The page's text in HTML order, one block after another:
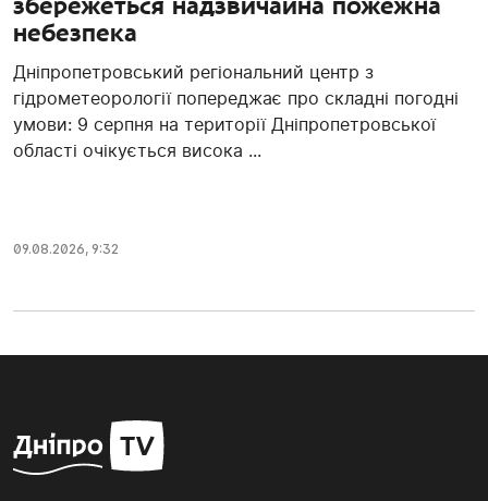
небезпека
Дніпропетровський регіональний центр з
гідрометеорології попереджає про складні погодні
умови: 9 серпня на території Дніпропетровської
області очікується висока ...
09.08.2026, 9:32